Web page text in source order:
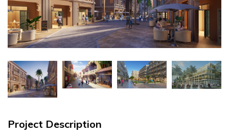
Project Description